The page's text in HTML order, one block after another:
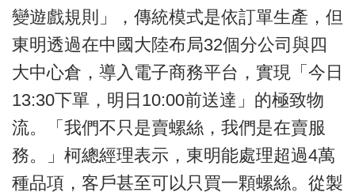
變遊戲規則」，傳統模式是依訂單生產，但
東明透過在中國大陸布局32個分公司與四
大中心倉，導入電子商務平台，實現「今日
13:30下單，明日10:00前送達」的極致物
流。「我們不只是賣螺絲，我們是在賣服
務。」柯總經理表示，東明能處理超過4萬
種品項，客戶甚至可以只買一顆螺絲。從製